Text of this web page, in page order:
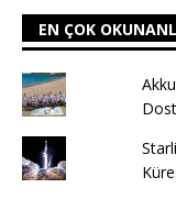
EN ÇOK